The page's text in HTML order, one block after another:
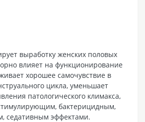
выработку женских половых
влияет на функционирование
хорошее самочувствие в
цикла, уменьшает
патологического климакса,
бактерицидным,
седативным эффектами.